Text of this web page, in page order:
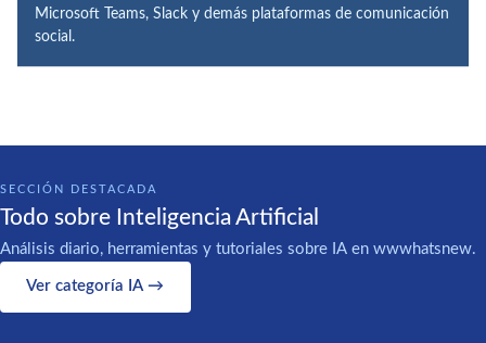
Microsoft Teams, Slack y demás plataformas de comunicación
social.
SECCIÓN DESTACADA
Todo sobre Inteligencia Artificial
Análisis diario, herramientas y tutoriales sobre IA en wwwhatsnew.
Ver categoría IA →